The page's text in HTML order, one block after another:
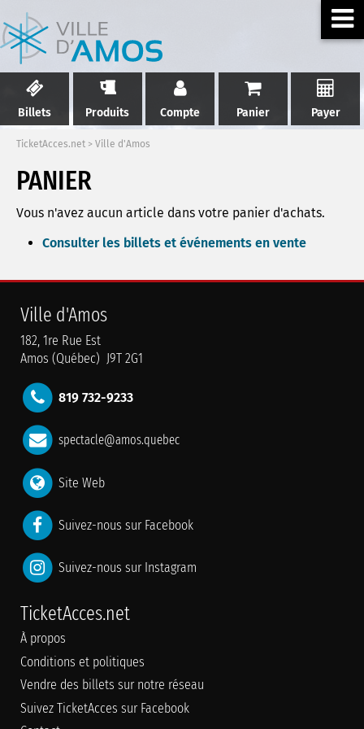
Billets Produits Compte Panier Payer
TicketAcces.net > Ville d'Amos
PANIER
Vous n'avez aucun article dans votre panier d'achats.
Consulter les billets et événements en vente
Ville d'Amos
182, 1re Rue Est
Amos (Québec) J9T 2G1
819 732-9233
spectacle@amos.quebec
Site Web
Suivez-nous sur Facebook
Suivez-nous sur Instagram
TicketAcces.net
À propos
Conditions et politiques
Vendre des billets sur notre réseau
Suivez TicketAcces sur Facebook